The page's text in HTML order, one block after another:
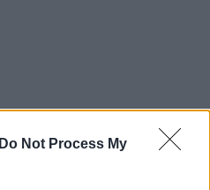
Do Not Process My